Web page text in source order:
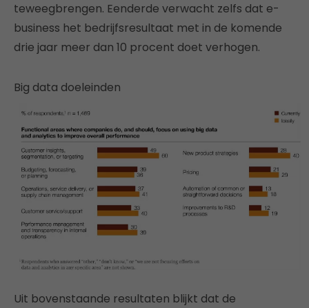
teweegbrengen. Eenderde verwacht zelfs dat e-
business het bedrijfsresultaat met in de komende
drie jaar meer dan 10 procent doet verhogen.
Big data doeleinden
Uit bovenstaande resultaten blijkt dat de